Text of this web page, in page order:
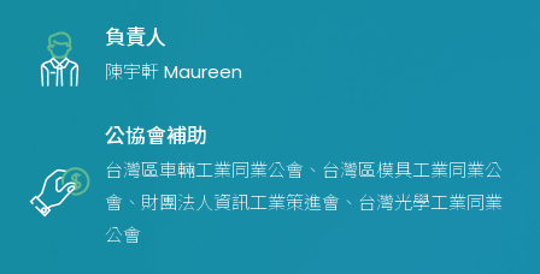
負責人
陳宇軒 Maureen
公協會補助
台灣區車輛工業同業公會、台灣區模具工業同業公
會、財團法人資訊工業策進會、台灣光學工業同業
公會